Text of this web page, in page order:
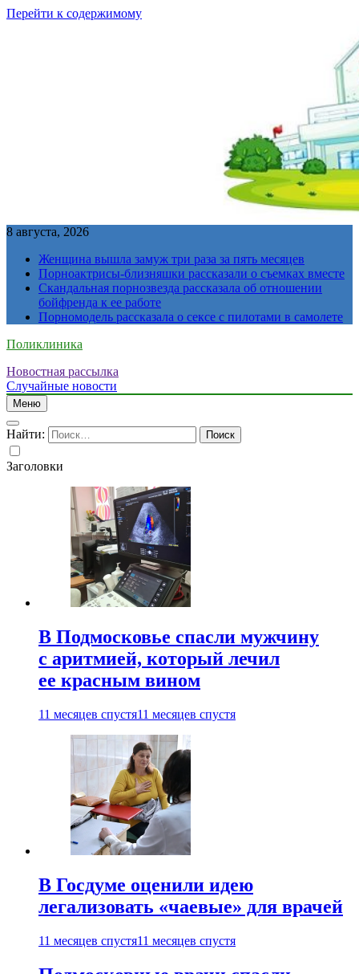
Перейти к содержимому
8 августа, 2026
Женщина вышла замуж три раза за пять месяцев
Порноактрисы-близняшки рассказали о съемках вместе
Скандальная порнозвезда рассказала об отношении
бойфренда к ее работе
Порномодель рассказала о сексе с пилотами в самолете
Поликлиника
Новостная рассылка
Случайные новости
Меню
Найти:
Заголовки
В Подмосковье спасли мужчину
с аритмией, который лечил
ее красным вином
11 месяцев спустя11 месяцев спустя
В Госдуме оценили идею
легализовать «чаевые» для врачей
11 месяцев спустя11 месяцев спустя